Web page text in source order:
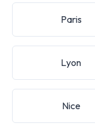
Paris
Lyon
Nice